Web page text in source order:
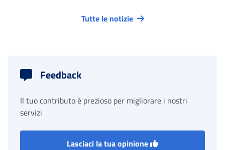
Tutte le notizie
Feedback
Il tuo contributo è prezioso per migliorare i nostri
servizi
Lasciaci la tua opinione